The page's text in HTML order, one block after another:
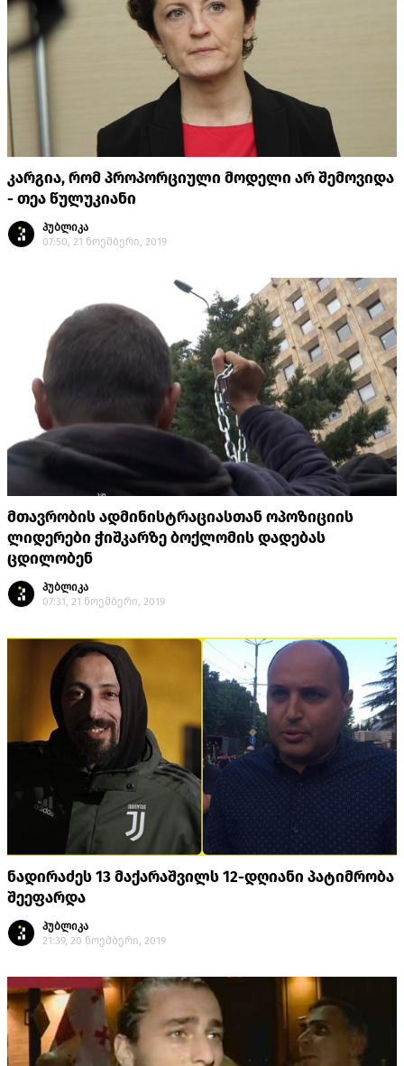
კარგია, რომ პროპორციული მოდელი არ შემოვიდა
- თეა წულუკიანი
პუბლიკა
07:50, 21 ნოემბერი, 2019
მთავრობის ადმინისტრაციასთან ოპოზიციის
ლიდერები ჭიშკარზე ბოქლომის დადებას
ცდილობენ
პუბლიკა
07:31, 21 ნოემბერი, 2019
ნადირაძეს 13 მაქარაშვილს 12-დღიანი პატიმრობა
შეეფარდა
პუბლიკა
21:39, 20 ნოემბერი, 2019